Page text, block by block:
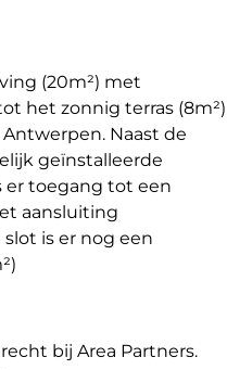
(20m²) met
het zonnig terras (8m²)
Naast de
geïnstalleerde
er toegang tot een
aansluiting
is er nog een
bij Area Partners.